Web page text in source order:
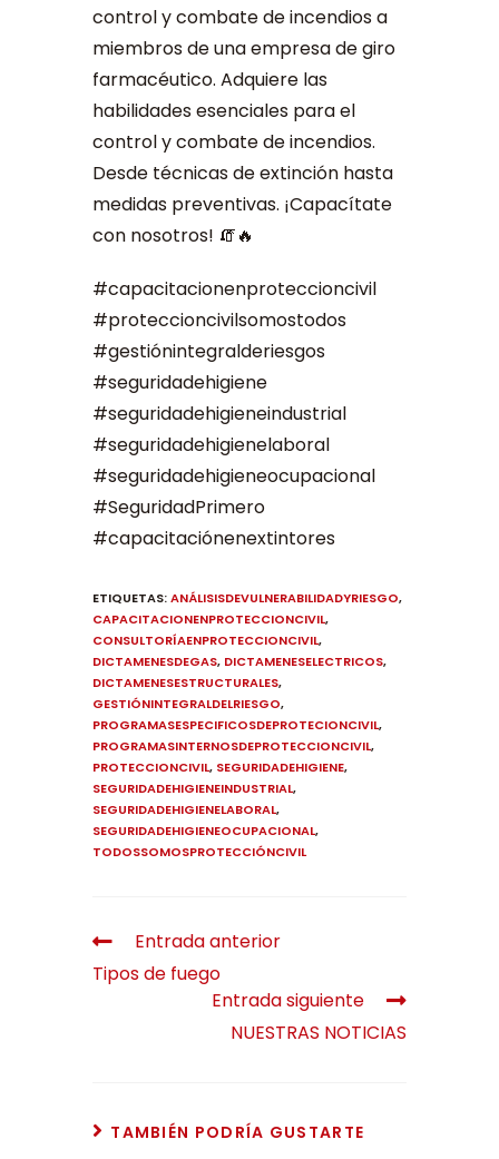
control y combate de incendios a
miembros de una empresa de giro
farmacéutico. Adquiere las
habilidades esenciales para el
control y combate de incendios.
Desde técnicas de extinción hasta
medidas preventivas. ¡Capacítate
con nosotros! 🧯🔥
#capacitacionenproteccioncivil
#proteccioncivilsomostodos
#gestiónintegralderiesgos
#seguridadehigiene
#seguridadehigieneindustrial
#seguridadehigienelaboral
#seguridadehigieneocupacional
#SeguridadPrimero
#capacitaciónenextintores
ETIQUETAS:ANÁLISISDEVULNERABILIDADYRIESGO,
CAPACITACIONENPROTECCIONCIVIL,
CONSULTORÍAENPROTECCIONCIVIL,
DICTAMENESDEGAS, DICTAMENESELECTRICOS,
DICTAMENESESTRUCTURALES,
GESTIÓNINTEGRALDELRIESGO,
PROGRAMASESPECIFICOSDEPROTECIONCIVIL,
PROGRAMASINTERNOSDEPROTECCIONCIVIL,
PROTECCIONCIVIL, SEGURIDADEHIGIENE,
SEGURIDADEHIGIENEINDUSTRIAL,
SEGURIDADEHIGIENELABORAL,
SEGURIDADEHIGIENEOCUPACIONAL,
TODOSSOMOSPROTECCIÓNCIVIL
Entrada anterior
Tipos de fuego
Entrada siguiente
NUESTRAS NOTICIAS
TAMBIÉN PODRÍA GUSTARTE